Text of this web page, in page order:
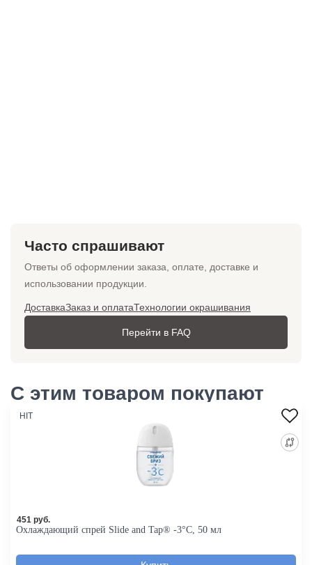
Часто спрашивают
Ответы об оформлении заказа, оплате, доставке и
использовании продукции.
ДоставкаЗаказ и оплатаТехнологии окрашивания
Перейти в FAQ
С этим товаром покупают
HIT
Охлаждающий спрей Slide and Tap® -3°C, 50 мл
451 руб.